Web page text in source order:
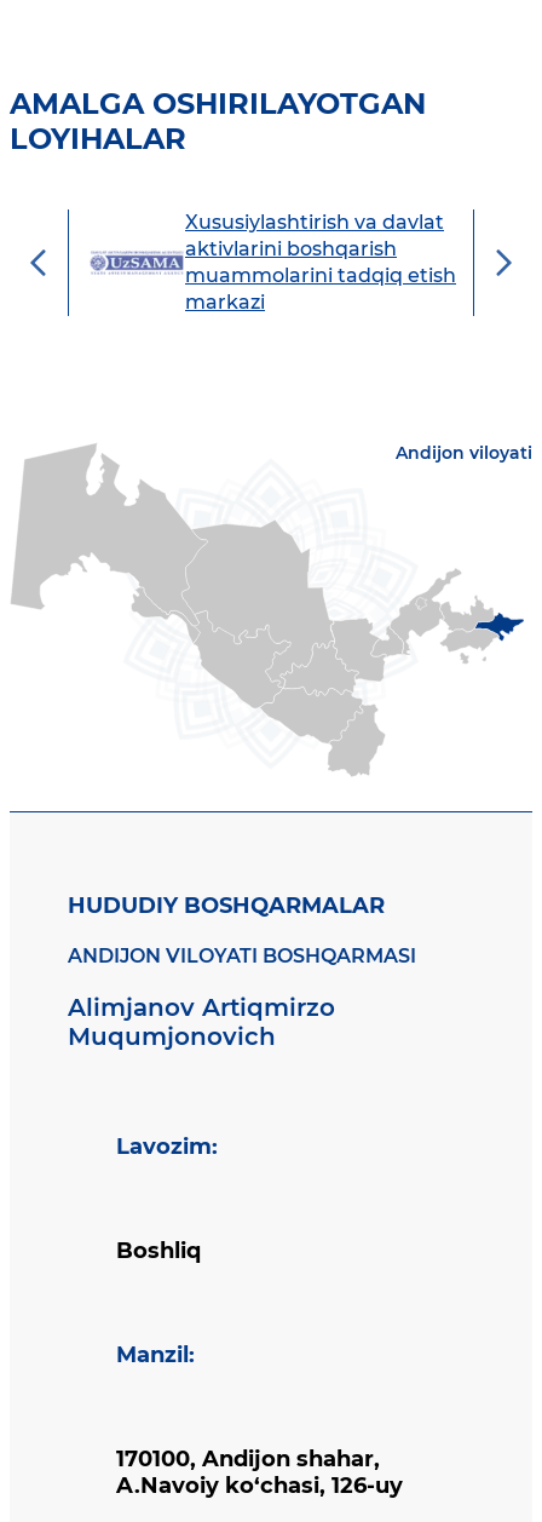
AMALGA OSHIRILAYOTGAN
LOYIHALAR
Xususiylashtirish va davlat
aktivlarini boshqarish
muammolarini tadqiq etish
markazi
Andijon viloyati
HUDUDIY BOSHQARMALAR
ANDIJON VILOYATI BOSHQARMASI
Alimjanov Artiqmirzo
Muqumjonovich
Lavozim:
Boshliq
Manzil :
170100, Andijon shahar,
A.Navoiy ko‘chasi, 126-uy